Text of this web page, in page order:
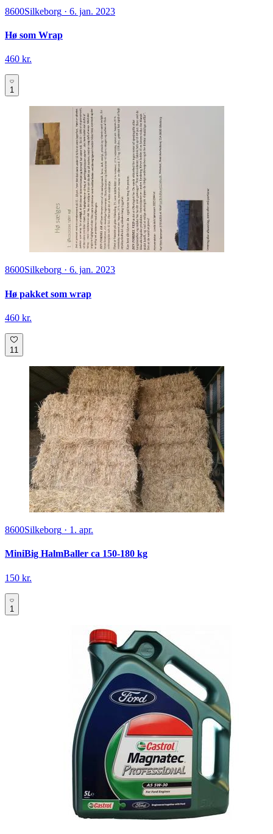
8600Silkeborg · 6. jan. 2023
Hø som Wrap
460 kr.
1
8600Silkeborg · 6. jan. 2023
Hø pakket som wrap
460 kr.
11
8600Silkeborg · 1. apr.
MiniBig HalmBaller ca 150-180 kg
150 kr.
1